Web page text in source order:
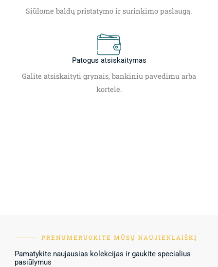
Siūlome baldų pristatymo ir surinkimo paslaugą.
Patogus atsiskaitymas
Galite atsiskaityti grynais, bankiniu pavedimu arba
kortele.
PRENUMERUOKITE MŪSŲ NAUJIENLAIŠKĮ
Pamatykite naujausias kolekcijas ir gaukite specialius
pasiūlymus